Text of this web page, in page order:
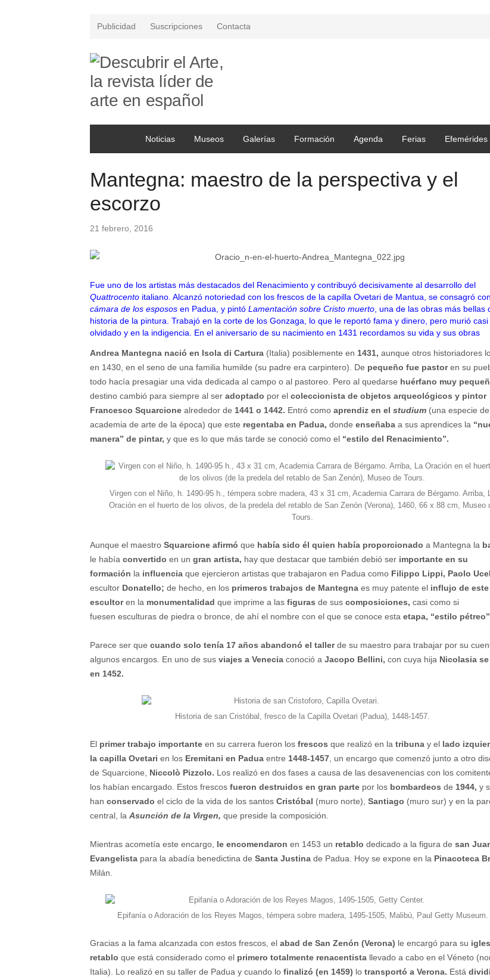
Publicidad Suscripciones Contacta
Noticias Museos Galerías Formación Agenda Ferias Efemérides
Mantegna: maestro de la perspectiva y el
escorzo
21 febrero, 2016
Fue uno de los artistas más destacados del Renacimiento y contribuyó decisivamente al desarrollo del
Quattrocento italiano. Alcanzó notoriedad con los frescos de la capilla Ovetari de Mantua, se consagró con
cámara de los esposos en Padua, y pintó Lamentación sobre Cristo muerto , una de las obras más bellas
historia de la pintura. Trabajó en la corte de los Gonzaga, lo que le reportó fama y dinero, pero murió casi
olvidado y en la indigencia. En el aniversario de su nacimiento en 1431 recordamos su vida y sus obras
Andrea Mantegna nació en Isola di Cartura (Italia) posiblemente en 1431, aunque otros historiadores
en 1430, en el seno de una familia humilde (su padre era carpintero). De pequeño fue pastoren su
todo hacía presagiar una vida dedicada al campo o al pastoreo. Pero al quedarse huérfano muy
destino cambió para siempre al ser adoptado por el coleccionista de objetos arqueológicos y pintor
Francesco Squarcione alrededor de 1441 o 1442. Entró como aprendiz en el studium (una especie de
academia de arte de la época) que este regentaba en Padua, donde enseñaba a sus aprendices la
manera” de pintar, y que es lo que más tarde se conoció como el “estilo del Renacimiento”.
Virgen con el Niño, h. 1490-95 h., témpera sobre madera, 43 x 31 cm, Academia Carrara de Bérgamo. Arriba,
Oración en el huerto de los olivos, de la predela del retablo de San Zenón (Verona), 1460, 66 x 88 cm, Museo
Tours.
Aunque el maestro Squarcione afirmó que había sido él quien había proporcionado a Mantegna la
le había convertido en un gran artista, hay que destacar que también debió ser importante en su
formación la influencia que ejercieron artistas que trabajaron en Padua como Filippo Lippi, Paolo
escultor Donatello; de hecho, en los primeros trabajos de Mantegna es muy patente el influjo de este
escultoren la monumentalidad que imprime a las figuras de sus composiciones, casi como si
fuesen esculturas de piedra o bronce, de ahí el nombre con el que se conoce esta etapa, “estilo
Parece ser que cuando solo tenía 17 años abandonó el tallerde su maestro para trabajar por su
algunos encargos. En uno de sus viajes a Venecia conoció a Jacopo Bellini, con cuya hija Nicolasia
en 1452.
Historia de san Cristóbal, fresco de la Capilla Ovetari (Padua), 1448-1457.
El primer trabajo importante en su carrera fueron los frescos que realizó en la tribuna y el lado
la capilla Ovetari en los Eremitani en Padua entre 1448-1457 , un encargo que comenzó junto a otro
de Squarcione, Niccolò Pizzolo. Los realizó en dos fases a causa de las desavenencias con los
los habían encargado. Estos frescos fueron destruidos en gran parte por los bombardeos de 1944, y
han conservado el ciclo de la vida de los santos Cristóbal (muro norte), Santiago (muro sur) y en la
central, la Asunción de la Virgen, que preside la composición.
Mientras acometía este encargo, le encomendaron en 1453 un retablo dedicado a la figura de san
Evangelista para la abadía benedictina de Santa Justina de Padua. Hoy se expone en la Pinacoteca
Milán.
Epifanía o Adoración de los Reyes Magos, témpera sobre madera, 1495-1505, Malibú, Paul Getty Museum.
Gracias a la fama alcanzada con estos frescos, el abad de San Zenón (Verona) le encargó para su
retablo que está considerado como el primero totalmente renacentista llevado a cabo en el Véneto
Italia). Lo realizó en su taller de Padua y cuando lo finalizó (en 1459) lo transportó a Verona. Está